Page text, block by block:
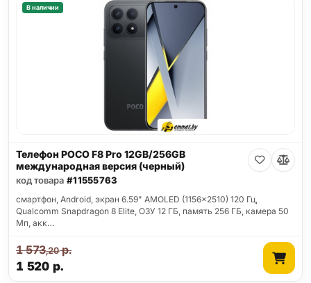
В наличии
Телефон POCO F8 Pro 12GB/256GB
международная версия (черный)
код товара #11555763
смартфон, Android, экран 6.59" AMOLED (1156x2510) 120 Гц,
Qualcomm Snapdragon 8 Elite, ОЗУ 12 ГБ, память 256 ГБ, камера 50
Мп, акк…
1 520 р.
1 573,20р.